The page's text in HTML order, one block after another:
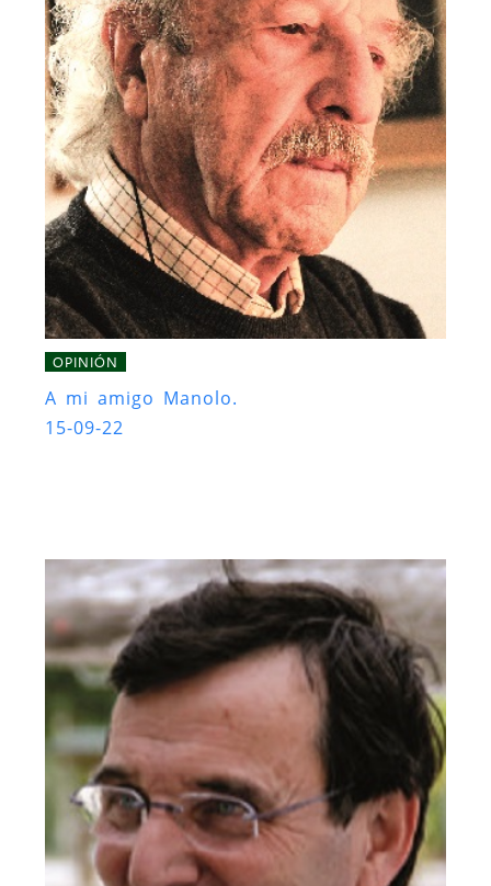
OPINIÓN
A mi amigo Manolo.
15-09-22